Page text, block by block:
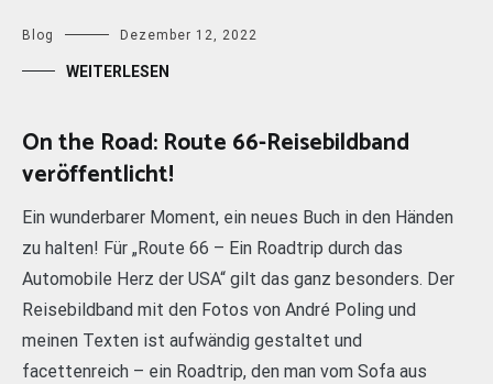
Blog Dezember 12, 2022
WEITERLESEN
On the Road: Route 66-Reisebildband
veröffentlicht!
Ein wunderbarer Moment, ein neues Buch in den Händen
zu halten! Für „Route 66 – Ein Roadtrip durch das
Automobile Herz der USA“ gilt das ganz besonders. Der
Reisebildband mit den Fotos von André Poling und
meinen Texten ist aufwändig gestaltet und
facettenreich – ein Roadtrip, den man vom Sofa aus